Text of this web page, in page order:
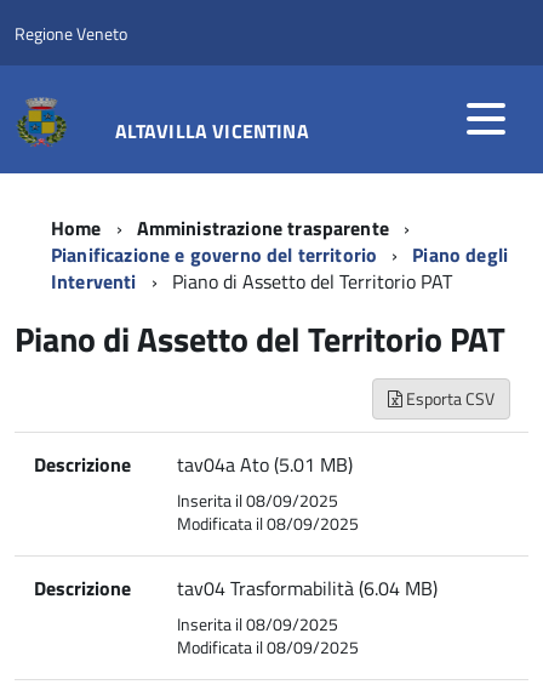
Regione Veneto
ALTAVILLA VICENTINA
Home
Amministrazione trasparente
Pianificazione e governo del territorio
Piano degli
Interventi
Piano di Assetto del Territorio PAT
Piano di Assetto del Territorio PAT
Esporta CSV
Descrizione tav04a Ato (5.01 MB)
Inserita il 08/09/2025
Modificata il 08/09/2025
Descrizione tav04 Trasformabilità (6.04 MB)
Inserita il 08/09/2025
Modificata il 08/09/2025